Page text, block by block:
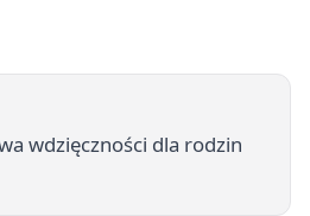
wdzięczności dla rodzin